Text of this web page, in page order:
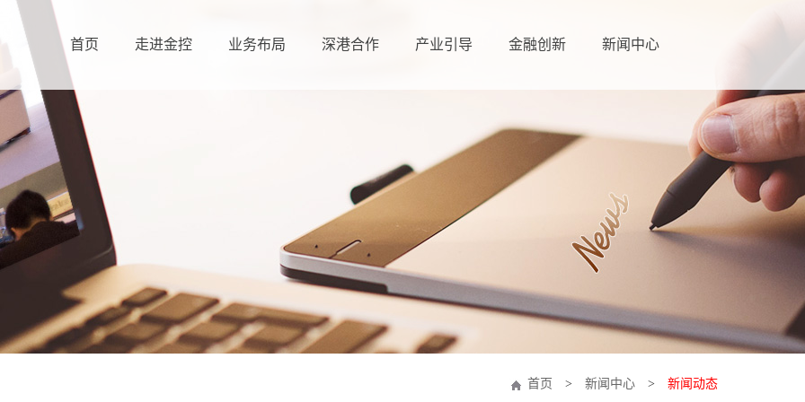
首页 走进金控 业务布局 深港合作 产业引导 金融创新 新闻中心
首页 > 新闻中心 > 新闻动态